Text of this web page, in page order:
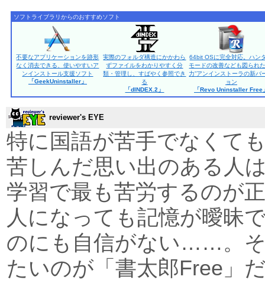
ソフトライブラリからのおすすめソフト
不要なアプリケーションを跡形
なく消去できる、使いやすいア
ンインストール支援ソフト
「GeekUninstaller」
実際のフォルダ構造にかかわら
ずファイルをわかりやすく分
類・管理し、すばやく参照でき
る
「dINDEX.2」
64bit OSに完全対応。ハン
モードの改善なども図られ
力”アンインストーラの新バ
ョン
「Revo Uninstaller Free
reviewer's EYE
特に国語が苦手でなくて
苦しんだ思い出のある人
学習で最も苦労するのが
人になっても記憶が曖昧
のにも自信がない……。
たいのが「書太郎Free」